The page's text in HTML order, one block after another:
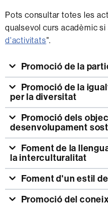
Pots consultar totes les
qualsevol curs acadèmic
d'activitats".
Promoció de la
per la diversitat
desenvolupament
la interculturalitat
Foment d'un estil